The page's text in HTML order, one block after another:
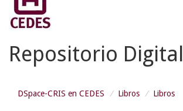
Repositorio Digital
DSpace-CRIS en CEDES Libros Libros